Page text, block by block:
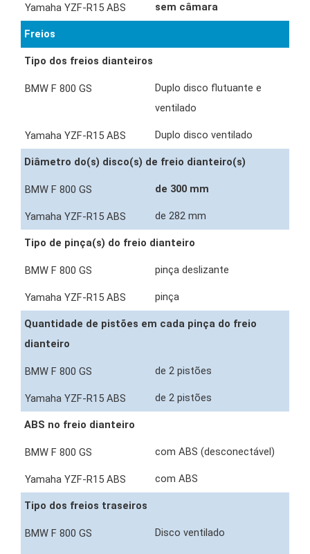
sem câmara
Freios
Tipo dos freios dianteiros
Duplo disco flutuante e
ventilado
Duplo disco ventilado
Diâmetro do(s) disco(s) de freio dianteiro(s)
de 300 mm
de 282 mm
Tipo de pinça(s) do freio dianteiro
pinça deslizante
pinça
Quantidade de pistões em cada pinça do freio
dianteiro
de 2 pistões
de 2 pistões
ABS no freio dianteiro
com ABS (desconectável)
com ABS
Tipo dos freios traseiros
Disco ventilado